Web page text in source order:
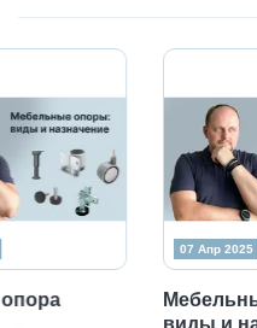
Кухонная опора